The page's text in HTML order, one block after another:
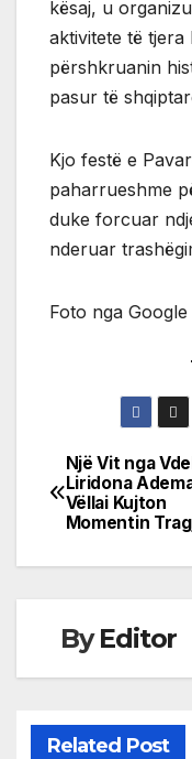
kësaj, u
aktivitete të
përshkruanin
pasur të
Kjo festë e
paharrueshme
duke forcuar
nderuar
Foto nga Google
Post
Një Vit nga
Liridona
Vëllai Kujton
Momentin
ByEditor
Related Post